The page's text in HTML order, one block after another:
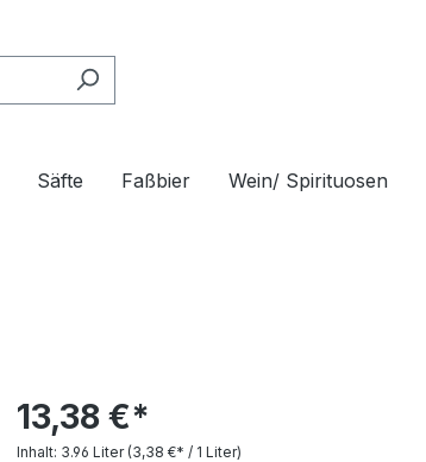
Säfte Faßbier Wein/ Spirituosen
13,38 €*
Inhalt: 3.96 Liter (3,38 €* / 1 Liter)